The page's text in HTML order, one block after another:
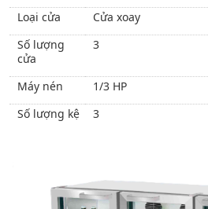
Loại cửa
Cửa xoay
Số lượng
cửa
3
Máy nén
1/3 HP
Số lượng kệ
3